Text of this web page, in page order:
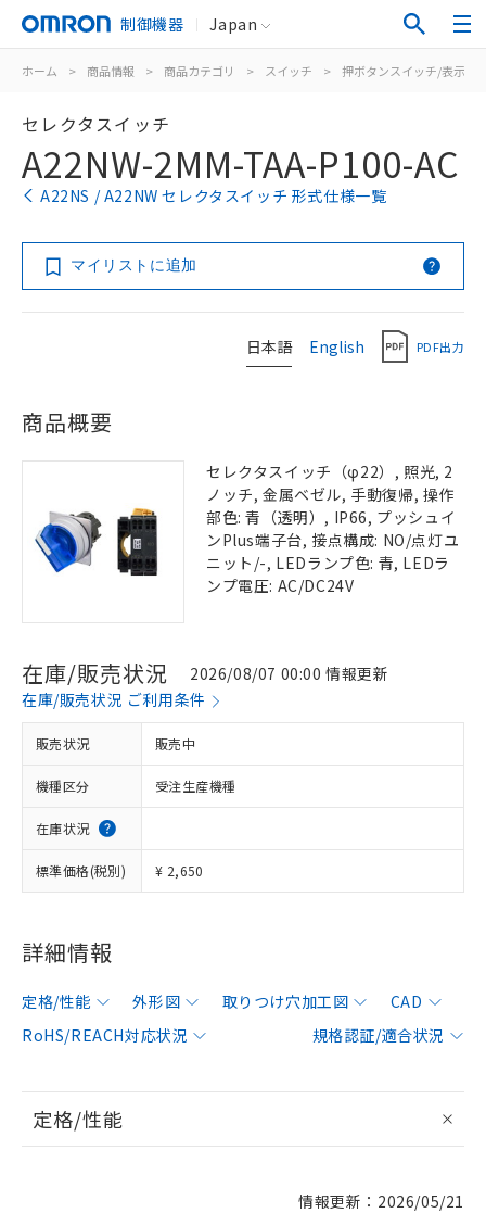
制御機器 Japan
ホーム > 商品情報 > 商品カテゴリ > スイッチ > 押ボタンスイッチ/表示灯
セレクタスイッチ
A22NW-2MM-TAA-P100-AC
A22NS / A22NW セレクタスイッチ 形式仕様一覧
マイリストに追加
日本語 English PDF出力
商品概要
セレクタスイッチ（φ22）, 照光, 2
ノッチ, 金属ベゼル, 手動復帰, 操作
部色: 青（透明）, IP66, プッシュイ
ンPlus端子台, 接点構成: NO/点灯ユ
ニット/-, LEDランプ色: 青, LEDラ
ンプ電圧: AC/DC24V
在庫/販売状況
2026/08/07 00:00 情報更新
在庫/販売状況 ご利用条件
販売状況 販売中
機種区分 受注生産機種
在庫状況
標準価格(税別) ¥ 2,650
詳細情報
定格/性能 外形図 取りつけ穴加工図
CAD
RoHS/REACH対応状況
規格認証/適合状況
定格/性能
情報更新：2026/05/21